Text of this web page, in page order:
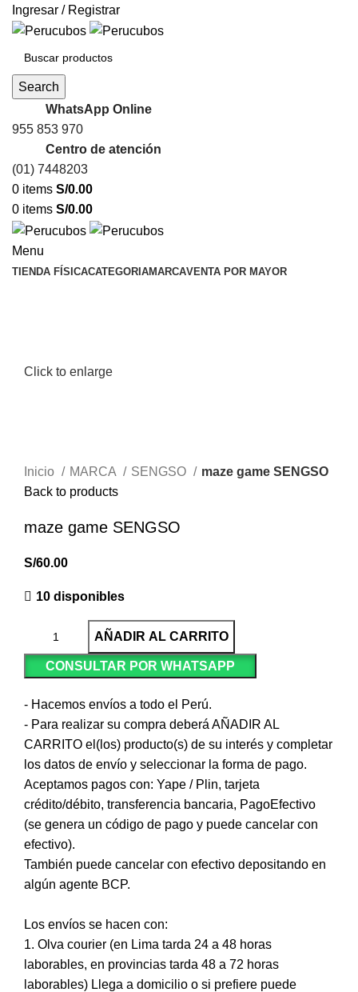
Ingresar / Registrar
Search
WhatsApp Online
955 853 970
Centro de atención
(01) 7448203
0 items S/0.00
0 items S/0.00
Menu
TIENDA FÍSICACATEGORIAMARCAVENTA POR MAYOR
Click to enlarge
Inicio MARCA SENGSO
maze game SENGSO
Back to products
maze game SENGSO
S/60.00
10 disponibles
AÑADIR AL CARRITO
CONSULTAR POR WHATSAPP
- Hacemos envíos a todo el Perú.
- Para realizar su compra deberá AÑADIR AL
CARRITO el(los) producto(s) de su interés y completar
los datos de envío y seleccionar la forma de pago.
Aceptamos pagos con: Yape / Plin, tarjeta
crédito/débito, transferencia bancaria, PagoEfectivo
(se genera un código de pago y puede cancelar con
efectivo).
También puede cancelar con efectivo depositando en
algún agente BCP.
Los envíos se hacen con:
1. Olva courier (en Lima tarda 24 a 48 horas
laborables, en provincias tarda 48 a 72 horas
laborables) Llega a domicilio o si prefiere puede